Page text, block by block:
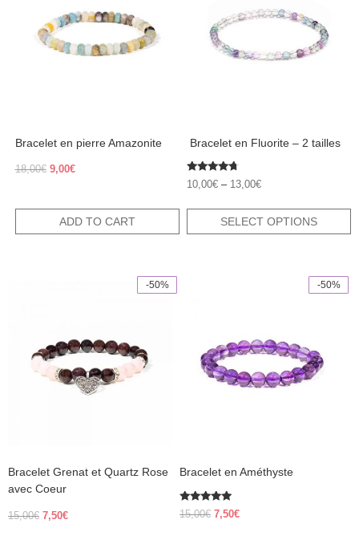
Bracelet en pierre Amazonite
18,00€ Original
9,00€Current
ADD TO CART
​ Bracelet en Fluorite – 2 tailles
Rated
4.50
10,00€– 13,00€
SELECT OPTIONS
variants.
options
page
-50%
Bracelet Grenat et Quartz Rose
avec Coeur
15,00€ Original
7,50€Current
-50%
Bracelet en Améthyste
Rated
5.00
15,00€ Original
7,50€Current